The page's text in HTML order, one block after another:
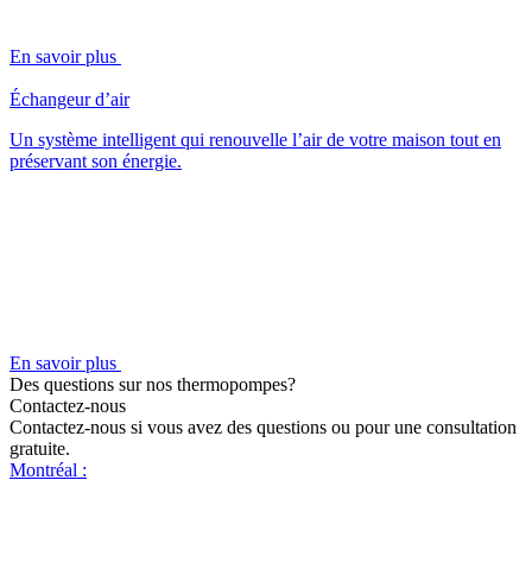
En savoir plus
Échangeur d’air
Un système intelligent qui renouvelle l’air de votre maison tout en
préservant son énergie.
En savoir plus
Des questions sur nos thermopompes?
Contactez-nous
Contactez-nous si vous avez des questions ou pour une consultation
gratuite.
Montréal :